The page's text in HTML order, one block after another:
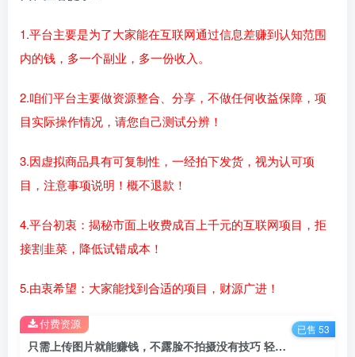
1.平台主要是为了大家能在互联网通过信息差赚到认知范围
内的钱，多一个副业，多一份收入。
2.咱们平台主要做资源整合、分享，不做任何收益保障，项
目实际操作情况，请您自己测试分辨！
3.因虚拟商品具有可复制性，一经拍下发货，视为认可项
目，注意事项说明！概不退款！
4.平台初衷：揭秘市面上收费成百上千元的互联网项目，拒
接割韭菜，降低试错成本！
5.由衷希望：大家能找到合适的项目，财源广进！
只需上传图片就能赚钱，不露脸不拍摄没有技巧 轻松月赚$1600
付费资源 已售 53